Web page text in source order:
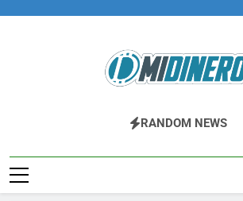
Fintech, Criptomonedas
RANDOM NEWS